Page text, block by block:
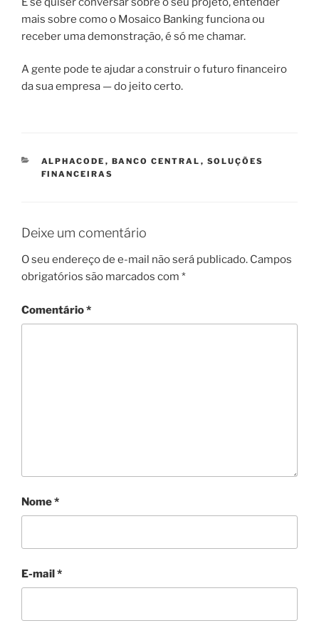
mais sobre como o Mosaico Banking funciona ou
receber uma demonstração, é só me chamar.
A gente pode te ajudar a construir o futuro financeiro
da sua empresa — do jeito certo.
CATEGORIAS
ALPHACODE , BANCO CENTRAL , SOLUÇÕES
FINANCEIRAS
Deixe um comentário
O seu endereço de e-mail não será publicado. Campos
obrigatórios são marcados com *
Comentário*
Nome*
E-mail*